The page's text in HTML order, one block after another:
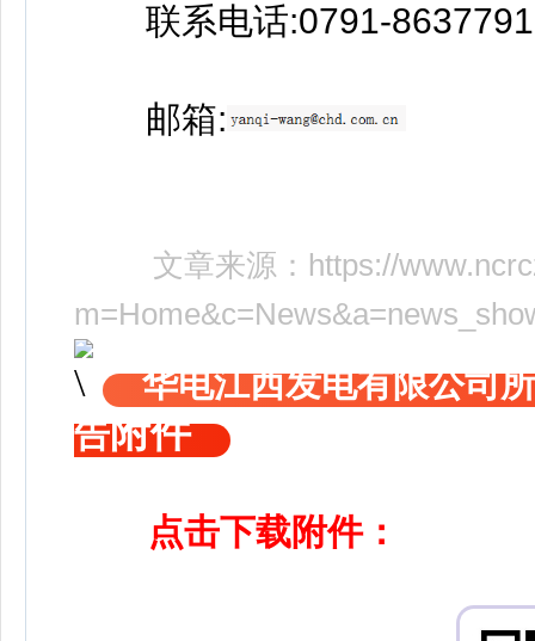
联系电话:0791-
邮箱:
文章来源： https://
华电江西发电有限公司
告附件
点击下载附件：